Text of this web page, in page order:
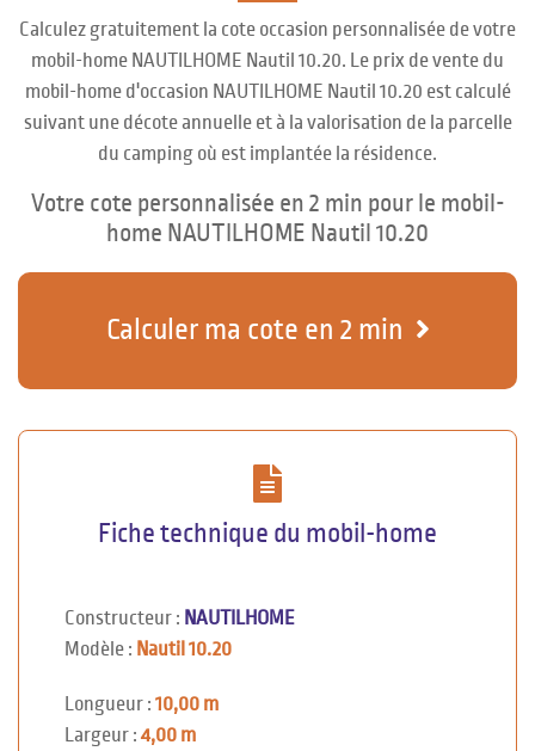
Calculez gratuitement la cote occasion personnalisée de votre
mobil-home NAUTILHOME Nautil 10.20. Le prix de vente du
mobil-home d'occasion NAUTILHOME Nautil 10.20 est calculé
suivant une décote annuelle et à la valorisation de la parcelle
du camping où est implantée la résidence.
Votre cote personnalisée en 2 min pour le mobil-
home NAUTILHOME Nautil 10.20
Calculer ma cote en 2 min
Fiche technique du mobil-home
Constructeur : NAUTILHOME
Modèle : Nautil 10.20
Longueur : 10,00 m
Largeur : 4,00 m